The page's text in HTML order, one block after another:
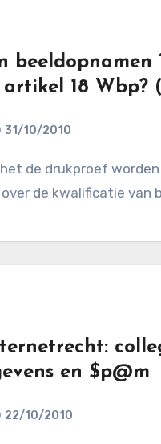
beeldopnamen
artikel 18 Wbp?
31/10/2010
de kwalificatie van
en $p@m
22/10/2010